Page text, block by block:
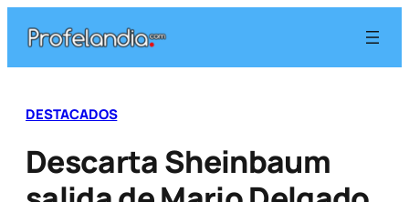
contenido
DESTACADOS
Descarta Sheinbaum